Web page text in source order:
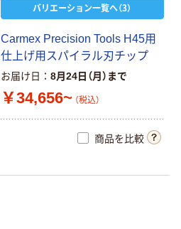
バリエーション一覧へ（3）
Carmex Precision Too s H45用
仕 上げ用 スパイ ラ ル刃チ ッ プ
お届け日 8月24日（月）まで
￥34,656~ （税込）
商品を比較